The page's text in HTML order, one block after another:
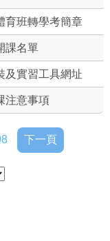
育班轉學考簡章
課名單
及實習工具網址
注意事項
下一頁